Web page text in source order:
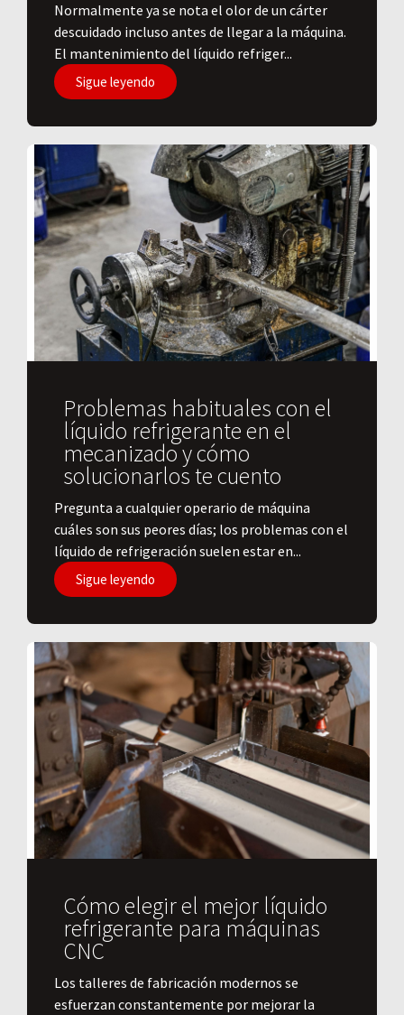
Normalmente ya se nota el olor de un cárter
descuidado incluso antes de llegar a la máquina.
El mantenimiento del líquido refriger...
Sigue leyendo
Problemas habituales con el
líquido refrigerante en el
mecanizado y cómo
solucionarlos te cuento
Pregunta a cualquier operario de máquina
cuáles son sus peores días; los problemas con el
líquido de refrigeración suelen estar en...
Sigue leyendo
Cómo elegir el mejor líquido
refrigerante para máquinas
CNC
Los talleres de fabricación modernos se
esfuerzan constantemente por mejorar la